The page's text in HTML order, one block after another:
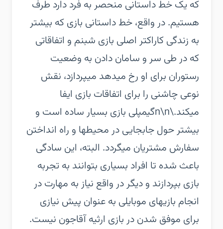
که یک خط داستانی منحصر به فرد دارد طرف
هستیم. در واقع، خط داستانی بازی که بیشتر
به زندگی کاراکتر اصلی بازی شبنم و اتفاقاتی
که در طی سر و سامان دادن به وضعیت
رستوران برای او رخ میدهد میپردازد، نقش
نوعی چاشنی را برای اتفاقات بازی ایفا
میکند.\n\nگیمپلی بازی بسیار ساده است و
بیشتر حول جابجایی در محیطها و راه انداختن
سفارش مشتریان میگردد. البته، این سادگی
باعث شده تا افراد بسیاری بتوانند به تجربه
بازی بپردازند و دیگر در واقع نیاز به مهارت در
انجام بازیهای موبایلی به عنوان پیش نیازی
برای موفق شدن در بازی ارثیه آقاجون نیست.